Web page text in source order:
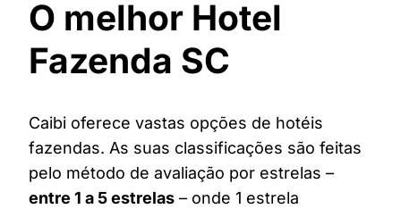
O melhor Hotel
Fazenda SC
Caibi oferece vastas opções de hotéis
fazendas. As suas classificações são feitas
pelo método de avaliação por estrelas –
entre 1 a 5 estrelas – onde 1 estrela